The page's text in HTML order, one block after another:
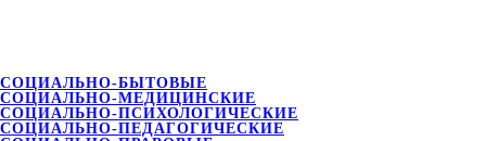
СОЦИАЛЬНО-БЫТОВЫЕ
СОЦИАЛЬНО-МЕДИЦИНСКИЕ
СОЦИАЛЬНО-ПСИХОЛОГИЧЕСКИЕ
СОЦИАЛЬНО-ПЕДАГОГИЧЕСКИЕ